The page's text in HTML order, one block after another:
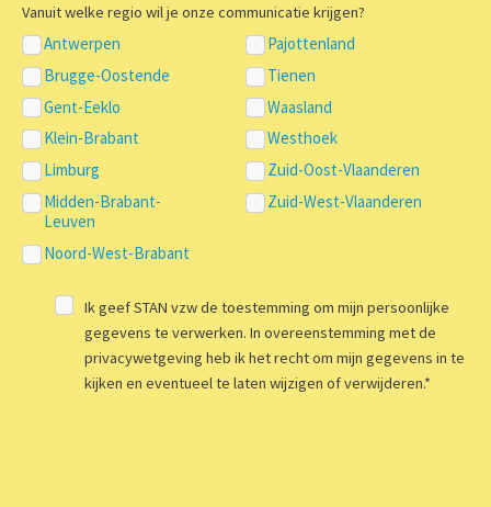
Vanuit welke regio wil je onze communicatie krijgen?
Antwerpen
Pajottenland
Brugge-Oostende
Tienen
Gent-Eeklo
Waasland
Klein-Brabant
Westhoek
Limburg
Zuid-Oost-Vlaanderen
Midden-Brabant-
Leuven
Zuid-West-Vlaanderen
Noord-West-Brabant
Ik geef STAN vzw de toestemming om mijn persoonlijke
gegevens te verwerken. In overeenstemming met de
privacywetgeving heb ik het recht om mijn gegevens in te
kijken en eventueel te laten wijzigen of verwijderen.*